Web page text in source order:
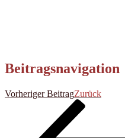
Beitragsnavigation
Vorheriger BeitragZurück